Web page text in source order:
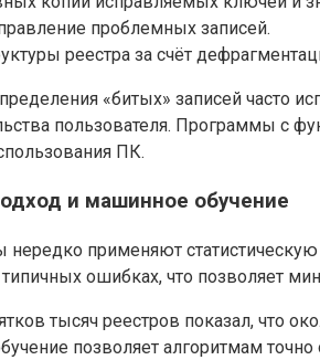
проблемных записей.
реестра за счёт
«битых» записей часто
пользователя. Программы с
ПК.
и машинное обучение
применяют
ошибках, что позволяет
тысяч реестров показал, что
позволяет алгоритмам точно